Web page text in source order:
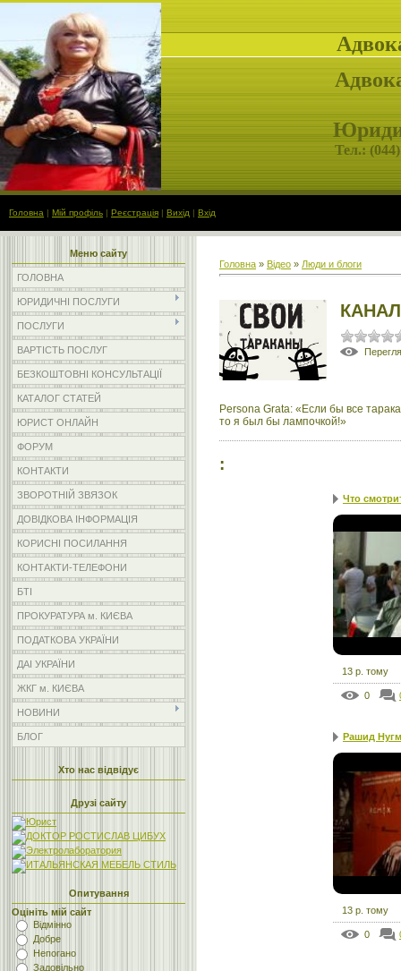
Тел.: (
Головна | Мій профіль | Реєстрація | Вихід | Вхід
Меню сайту
ГОЛОВНА
ЮРИДИЧНІ ПОСЛУГИ
ПОСЛУГИ
ВАРТІСТЬ ПОСЛУГ
БЕЗКОШТОВНІ КОНСУЛЬТАЦІЇ
КАТАЛОГ СТАТЕЙ
ЮРИСТ ОНЛАЙН
ФОРУМ
КОНТАКТИ
ЗВОРОТНІЙ ЗВЯЗОК
ДОВІДКОВА ІНФОРМАЦІЯ
КОРИСНІ ПОСИЛАННЯ
КОНТАКТИ-ТЕЛЕФОНИ
БТІ
ПРОКУРАТУРА м. КИЄВА
ПОДАТКОВА УКРАЇНИ
ДАІ УКРАЇНИ
ЖКГ м. КИЄВА
НОВИНИ
БЛОГ
Хто нас відвідує
Друзі сайту
Опитування
Оцініть мій сайт
Відмінно
Добре
Непогано
Задовільно
Головна » Відео » Люди и блоги
Persona Grata: «Если бы все
то я был бы лампочкой!»
:
Что
13 р. тому
0
Рашид
13 р. тому
0